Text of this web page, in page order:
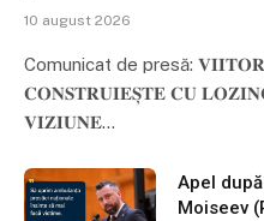
10 august 2026
Comunicat de presă:
𝐂𝐎𝐍𝐒𝐓𝐑𝐔𝐈𝐄𝐒̦𝐓𝐄 𝐂𝐔
𝐕𝐈𝐙𝐈𝐔𝐍𝐄…
Apel
Moiseev